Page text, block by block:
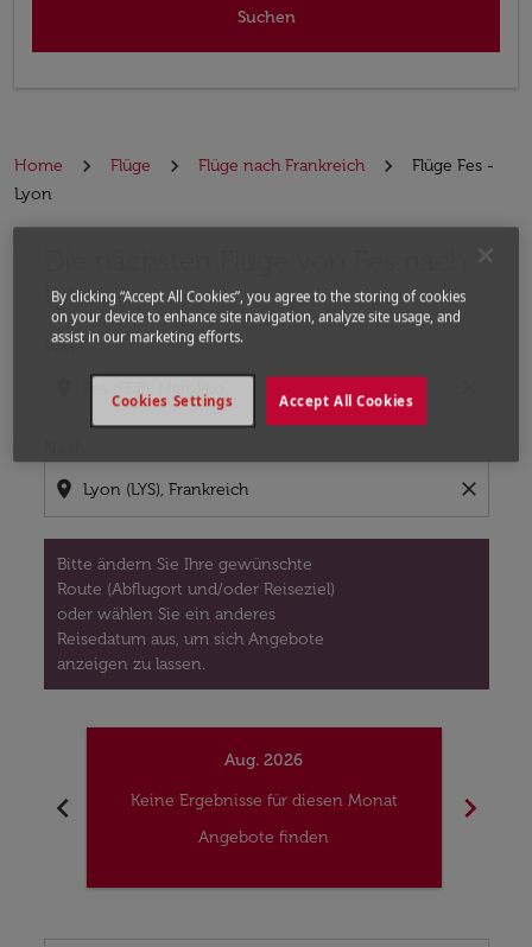
Suchen
Home Flüge Flüge nach Frankreich
Flüge Fes -
Lyon
Lyon
Von
location_on close
Bitte ändern Sie Ihre gewünschte
Route (Abflugort und/oder Reiseziel)
oder wählen Sie ein anderes
Reisedatum aus, um sich Angebote
anzeigen zu lassen.
chevron_left
Aug. 2026
Keine Ergebnisse für diesen Monat
Angebote finden
chevron_right
By clicking “Accept All Cookies”, you agree to the storing of cookies
on your device to enhance site navigation, analyze site usage, and
assist in our marketing efforts.
Accept All Cookies
Cookies Settings